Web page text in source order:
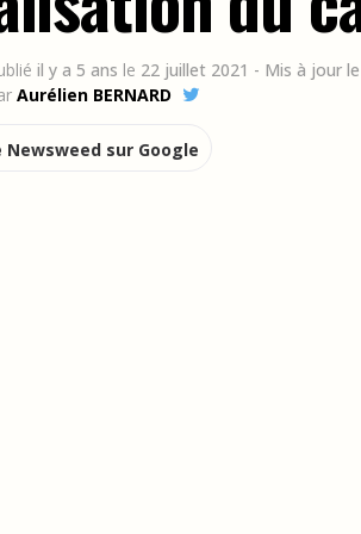
il y a 5 ans le 22 juillet 2021 - Mis à jour
Aurélien BERNARD
Newsweed sur Google